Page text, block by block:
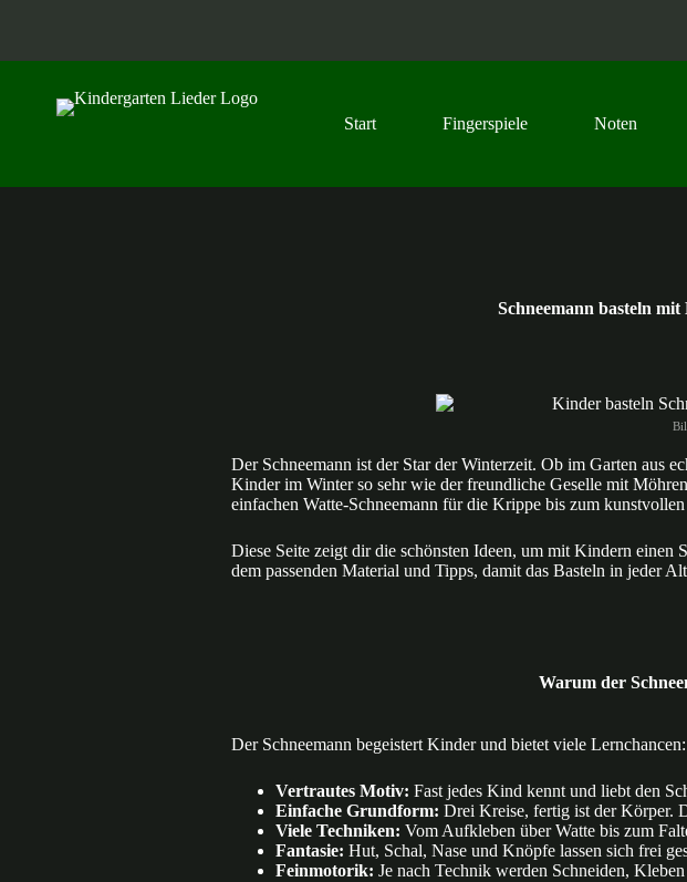
m
Start Fingerspiele Noten
Schneemann basteln
Der Schneemann ist der Star der Winterzeit. Ob im Garten aus
Kinder im Winter so sehr wie der freundliche Geselle mit
einfachen Watte-Schneemann für die Krippe bis zum
Diese Seite zeigt dir die schönsten Ideen, um mit Kindern einen
dem passenden Material und Tipps, damit das Basteln in jeder
Warum der
Der Schneemann begeistert Kinder und bietet viele Lernchancen:
Vertrautes Motiv: Fast jedes Kind kennt und liebt den
Einfache Grundform: Drei Kreise, fertig ist der Körper.
Viele Techniken: Vom Aufkleben über Watte bis zum
Fantasie: Hut, Schal, Nase und Knöpfe lassen sich frei
Feinmotorik: Je nach Technik werden Schneiden,